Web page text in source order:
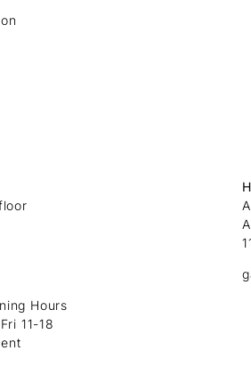
Hours
11-18